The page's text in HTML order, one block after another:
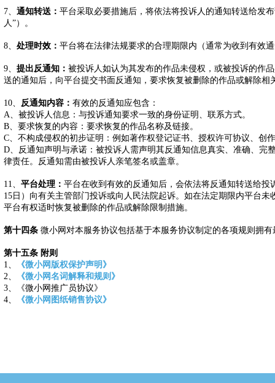
7、 通知转送： 平台采取必要措施后，将依法将投诉人的通知转送给发
人”）。
8、 处理时效： 平台将在法律法规要求的合理期限内（通常为收到有效
9、 提出反通知： 被投诉人如认为其发布的作品未侵权，或被投诉的作
送的通知后，向平台提交书面反通知，要求恢复被删除的作品或解除相
10、 反通知内容： 有效的反通知应包含：
A、被投诉人信息：与投诉通知要求一致的身份证明、联系方式。
B、要求恢复的内容：要求恢复的作品名称及链接。
C、不构成侵权的初步证明：例如著作权登记证书、授权许可协议、创
D、反通知声明与承诺：被投诉人需声明其反通知信息真实、准确、完
律责任。反通知需由被投诉人亲笔签名或盖章。
11、 平台处理： 平台在收到有效的反通知后，会依法将反通知转送给投
15日）向有关主管部门投诉或向人民法院起诉。如在法定期限内平台
平台有权适时恢复被删除的作品或解除限制措施。
第十四条 微小网对本服务协议包括基于本服务协议制定的各项规则拥
第十五条 附则
1、
《微小网版权保护声明》
2、
《微小网名词解释和规则》
3、《微小网推广员协议》
4、
《微小网图纸销售协议》